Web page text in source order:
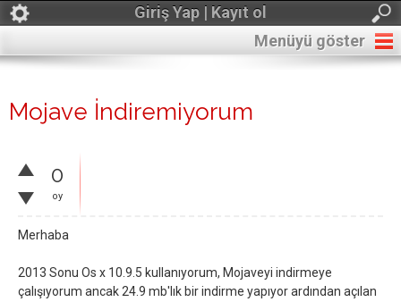
Giriş Yap | Kayıt ol
Menüyü göster
Mojave İndiremiyorum
0
oy
Merhaba
2013 Sonu Os x 10.9.5 kullanıyorum, Mojaveyi indirmeye
çalışıyorum ancak 24.9 mb'lık bir indirme yapıyor ardından açılan